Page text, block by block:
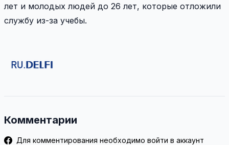
лет и молодых людей до 26 лет, которые отложили
службу из-за учебы.
Комментарии
Для комментирования необходимо войти в аккаунт